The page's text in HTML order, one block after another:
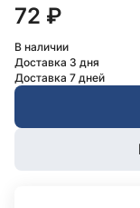
72 ₽
В наличии
Доставка 3 дня
Доставка 7 дней